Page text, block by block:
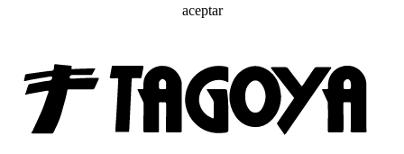
aceptar